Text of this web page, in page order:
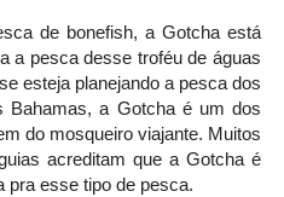
de bonefish, a Gotcha está
a pesca desse troféu de águas
esteja planejando a pesca dos
Bahamas, a Gotcha é um dos
do mosqueiro viajante. Muitos
acreditam que a Gotcha é
pra esse tipo de pesca.